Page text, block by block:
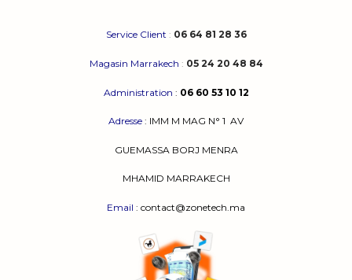
Service Client : 06 64 81 28 36
Magasin Marrakech : 05 24 20 48 84
Administration : 06 60 53 10 12
Adresse : IMM M MAG N° 1 AV
GUEMASSA BORJ MENRA
MHAMID MARRAKECH
Email : contact@zonetech.ma